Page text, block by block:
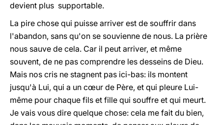
devient plus supportable.
La pire chose qui puisse arriver est de souffrir dans
l'abandon, sans qu'on se souvienne de nous. La prière
nous sauve de cela. Car il peut arriver, et même
souvent, de ne pas comprendre les desseins de Dieu.
Mais nos cris ne stagnent pas ici-bas: ils montent
jusqu'à Lui, qui a un cœur de Père, et qui pleure Lui-
même pour chaque fils et fille qui souffre et qui meurt.
Je vais vous dire quelque chose: cela me fait du bien,